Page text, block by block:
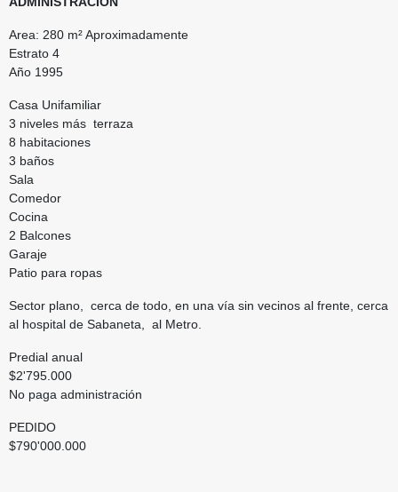
Area: 280 m² Aproximadamente
Estrato 4
Año 1995
Casa Unifamiliar
3 niveles más terraza
8 habitaciones
3 baños
Sala
Comedor
Cocina
2 Balcones
Garaje
Patio para ropas
Sector plano, cerca de todo, en una vía sin vecinos al frente, cerca
al hospital de Sabaneta, al Metro.
Predial anual
$2'795.000
No paga administración
PEDIDO
$790'000.000